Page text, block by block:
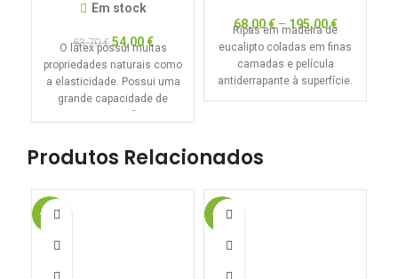
Em stock
63,70€ 54,00€
O látex possui muitas
propriedades naturais como
a elasticidade. Possui uma
grande capacidade de
pressão exercida, a
68,00€–195,00€
Ripas em madeira de
eucalipto coladas em finas
camadas e película
antiderrapante à superfície.
Produtos Relacionados
-50% -20%